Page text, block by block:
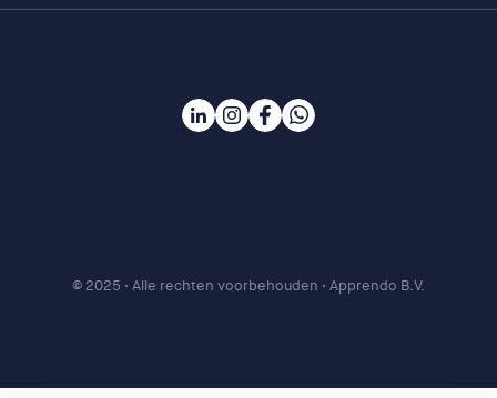
© 2025 • Alle rechten voorbehouden • Apprendo B.V.